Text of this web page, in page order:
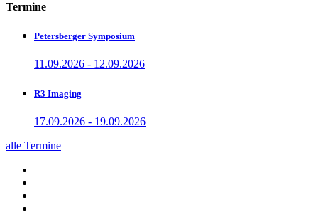
Termine
Petersberger Symposium
11.09.2026 - 12.09.2026
R3 Imaging
17.09.2026 - 19.09.2026
alle Termine